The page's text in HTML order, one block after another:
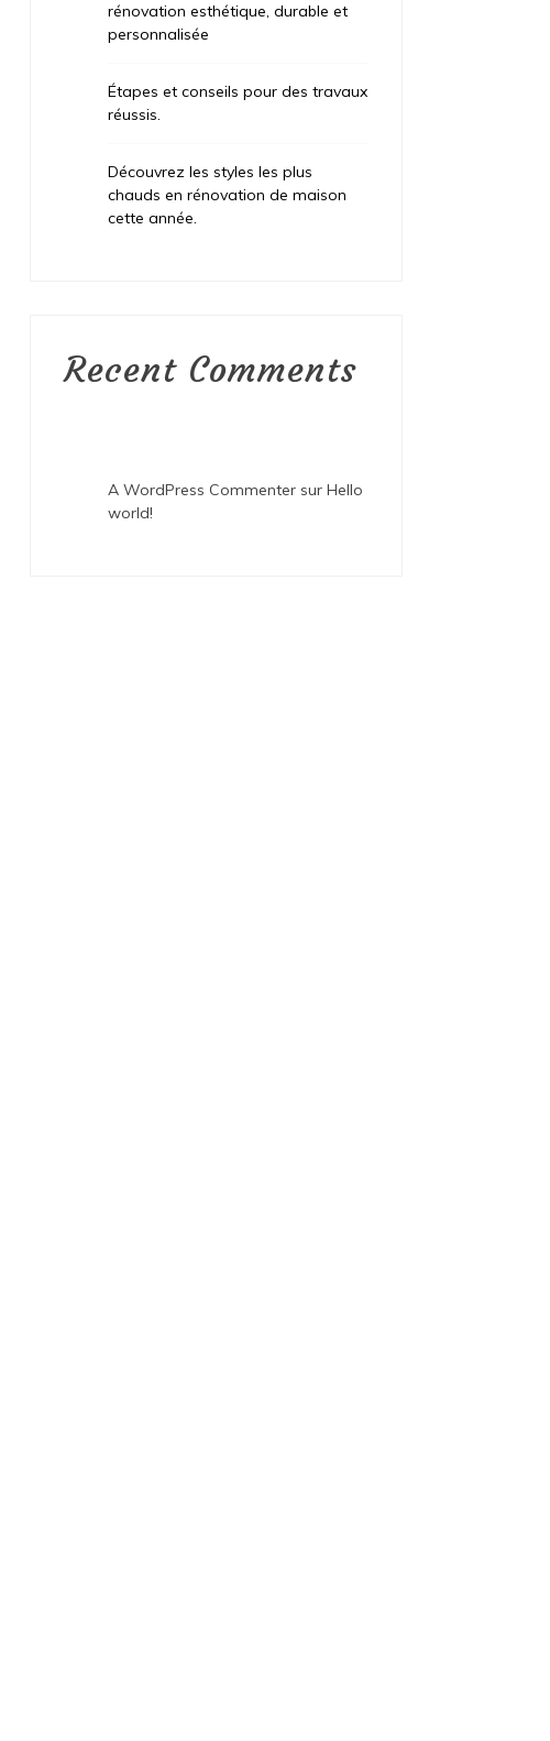
rénovation esthétique, durable et
personnalisée
Étapes et conseils pour des travaux
réussis.
Découvrez les styles les plus
chauds en rénovation de maison
cette année.
Recent Comments
A WordPress Commenter surHello
world!